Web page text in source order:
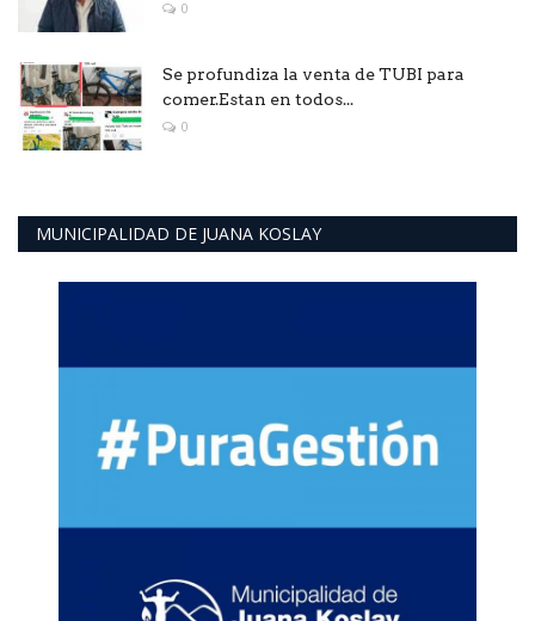
0
Se profundiza la venta de TUBI para
comer.Estan en todos...
0
MUNICIPALIDAD DE JUANA KOSLAY